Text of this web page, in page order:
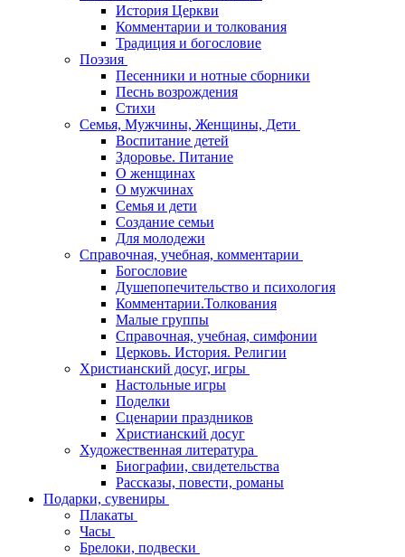
История Церкви
Комментарии и толкования
Традиция и богословие
Поэзия
Песенники и нотные сборники
Песнь возрождения
Стихи
Семья, Мужчины, Женщины, Дети
Воспитание детей
Здоровье. Питание
О женщинах
О мужчинах
Семья и дети
Создание семьи
Для молодежи
Справочная, учебная, комментарии
Богословие
Душепопечительство и психология
Комментарии.Толкования
Малые группы
Справочная, учебная, симфонии
Церковь. История. Религии
Христианский досуг, игры
Настольные игры
Поделки
Сценарии праздников
Христианский досуг
Художественная литература
Биографии, свидетельства
Рассказы, повести, романы
Подарки, сувениры
Плакаты
Часы
Брелоки, подвески